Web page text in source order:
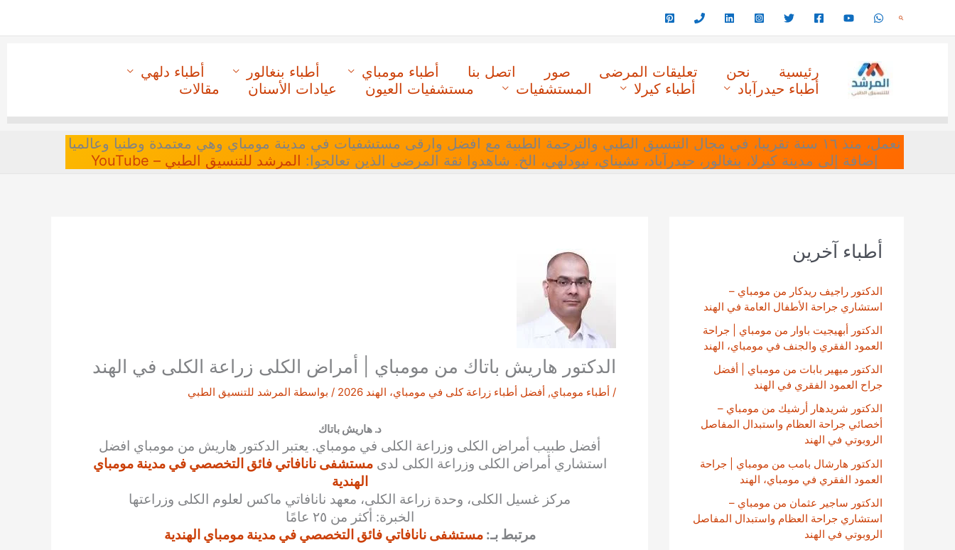
البحث
رئيسية نحن تعليقات المرضى صور اتصل بنا أطباء مومباي أطباء بنغالور
أطباء دلهي
أطباء حيدرآباد
أطباء كيرلا المستشفيات مستشفيات العيون عيادات الأسنان مقالات
نعمل، منذ ١٦ سنة تقريبا، في مجال التنسيق الطبي والترجمة الطبية مع افضل وارقى مستشفيات في مدينة مومباي وهي معتمدة وطنيا وعالميا
إضافة إلى مدينة كيرلا، بنغالور، حيدرآباد، تشيناي، نيودلهي، الخ. شاهدوا ثقة المرضى الذين تعالجوا: المرشد للتنسيق الطبي – YouTube
أطباء آخرين
الدكتور راجيف ريدكار من مومباي –
استشاري جراحة الأطفال العامة في الهند
الدكتور أبهيجيت باوار من مومباي | جراحة
العمود الفقري والجنف في مومباي، الهند
الدكتور ميهير بابات من مومباي | أفضل
جراح العمود الفقري في الهند
الدكتور شريدهار أرشيك من مومباي –
أخصائي جراحة العظام واستبدال المفاصل
الروبوتي في الهند
الدكتور هارشال بامب من مومباي | جراحة
العمود الفقري في مومباي، الهند
الدكتور ساجير عثمان من مومباي –
استشاري جراحة العظام واستبدال المفاصل
الروبوتي في الهند
الدكتور هاريش باتاك من مومباي | أمراض الكلى زراعة الكلى في الهند
/ أطباء مومباي, أفضل أطباء زراعة كلى في مومباي، الهند 2026 / بواسطة المرشد للتنسيق الطبي
د. هاريش باتاك
أفضل طبيب أمراض الكلى وزراعة الكلى في مومباي. يعتبر الدكتور هاريش من مومباي افضل
استشاري أمراض الكلى وزراعة الكلى لدىمستشفى نانافاتي فائق التخصصي في مدينة مومباي
الهندية
مركز غسيل الكلى، وحدة زراعة الكلى، معهد نانافاتي ماكس لعلوم الكلى وزراعتها
الخبرة: أكثر من ٢٥ عامًا
مرتبط بـ:مستشفى نانافاتي فائق التخصصي في مدينة مومباي الهندية